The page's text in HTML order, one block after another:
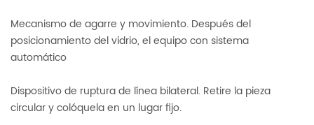
Mecanismo de agarre y movimiento. Después del
posicionamiento del vidrio, el equipo con sistema
automático
Dispositivo de ruptura de línea bilateral. Retire la pieza
circular y colóquela en un lugar fijo.